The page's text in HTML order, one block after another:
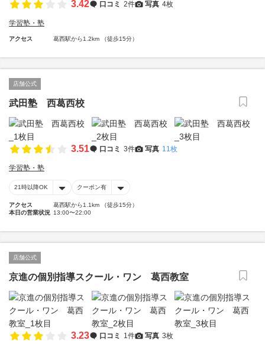
3.42 口コミ 2件 写真 4枚
学習塾・塾
アクセス 葛西駅から1.2km （徒歩15分）
店舗公式
武田塾 西葛西校
3.51 口コミ 3件 写真 11枚
学習塾・塾
21時以降OK クーポン有
アクセス
葛西駅から1.1km （徒歩15分）
本日の営業状況 13:00〜22:00
店舗公式
京進の個別指導スクール・ワン 葛西教室
3.23 口コミ 1件 写真 3枚